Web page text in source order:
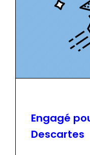
Engagé
Descartes